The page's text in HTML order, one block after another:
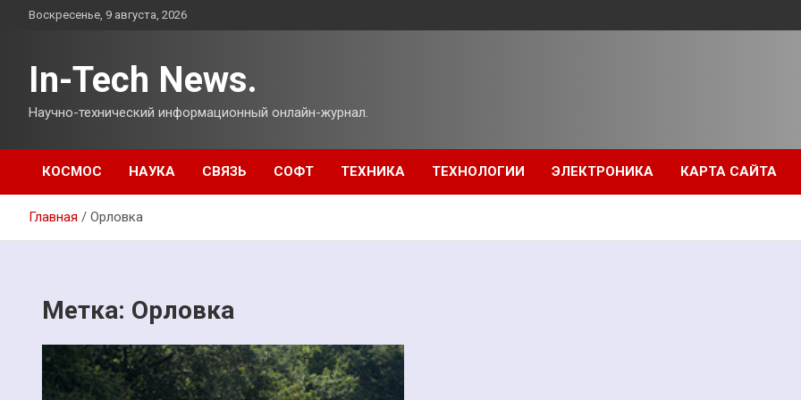
ПерейтиВоскресенье, 9 августа, 2026
In-Tech News.
Научно-технический информационный онлайн-журнал.
КОСМОС НАУКА СВЯЗЬ СОФТ ТЕХНИКА ТЕХНОЛОГИИ ЭЛЕКТРОНИКА КАРТА САЙТА
Главная Орловка
Метка: Орловка